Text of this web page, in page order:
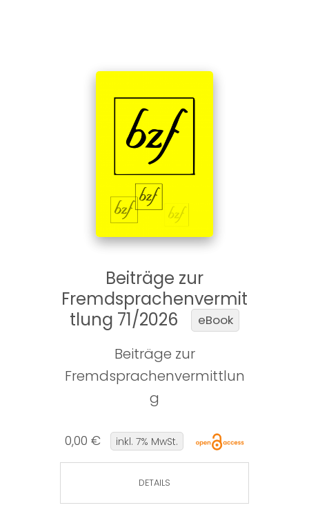
Beiträge zur
Fremdsprachenvermit
tlung 71/2026
eBook
Beiträge zur
Fremdsprachenvermittlun
g
0,00 € inkl. 7% MwSt.
DETAILS